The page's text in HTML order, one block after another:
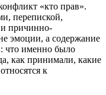
«кто прав».
перепиской,
причинно-
эмоции, а содержание
что именно было
как принимали, какие
к